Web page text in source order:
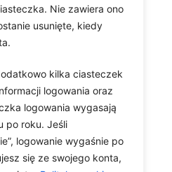
Nie zawiera ono
usunięte, kiedy
kilka ciasteczek
logowania oraz
logowania wygasają
po roku. Jeśli
logowanie wygaśnie po
się ze swojego konta,